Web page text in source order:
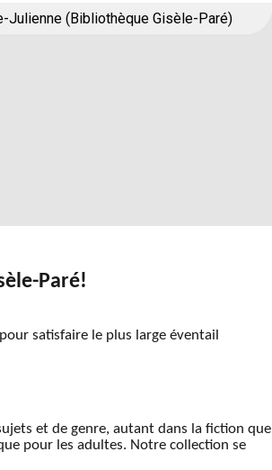
Julienne (Bibliothèque Gisèle-Paré)
Paré!
satisfaire le plus large éventail
et de genre, autant dans la fiction que
pour les adultes. Notre collection se